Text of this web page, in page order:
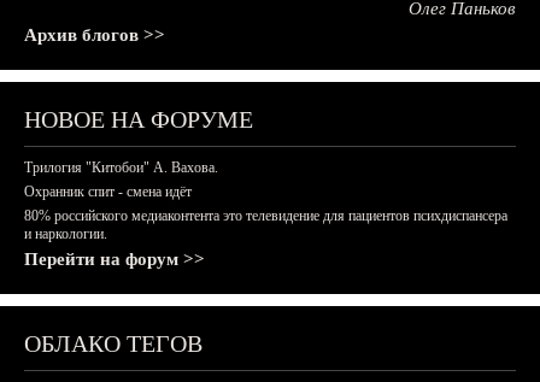
Олег Паньков
Архив блогов >>
НОВОЕ НА ФОРУМЕ
Трилогия "Китобои" А. Вахова.
Охранник спит - смена идёт
80% российского медиаконтента это телевидение для пациентов психдиспансера
и наркологии.
Перейти на форум >>
ОБЛАКО ТЕГОВ